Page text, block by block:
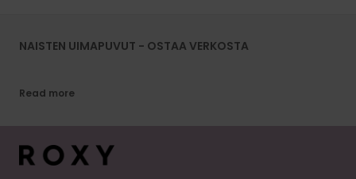
NAISTEN UIMAPUVUT - OSTAA VERKOSTA
Read more